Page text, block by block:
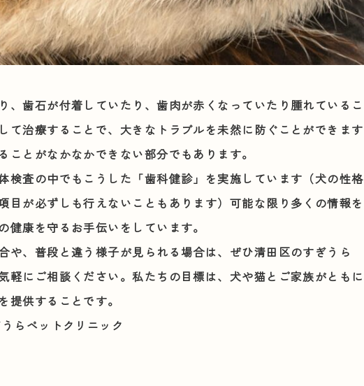
、歯石が付着していたり、歯肉が赤くなっていたり腫れているこ
て治療することで、大きなトラブルを未然に防ぐことができます
ことがなかなかできない部分でもあります。
検査の中でもこうした「歯科健診」を実施しています（犬の性格
目が必ずしも行えないこともあります）可能な限り多くの情報を
健康を守るお手伝いをしています。
や、普段と違う様子が見られる場合は、ぜひ清田区のすぎうら
軽にご相談ください。私たちの目標は、犬や猫とご家族がともに
提供することです。
らペットクリニック